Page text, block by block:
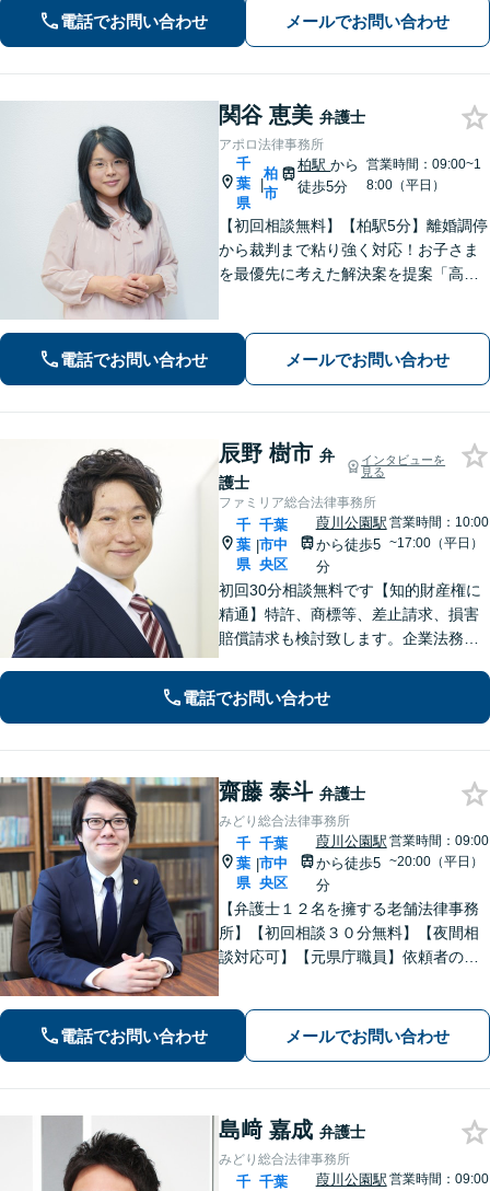
す。最後まで話を遮らずにお聞きし、
丁寧な対応を心がけます。お気軽にご
電話でお問い合わせ メールでお問い合わせ
関谷 恵美 弁護士
アポロ法律事務所
千
葉
県
|
柏
市
柏駅から
徒歩5分
営業時間：09:00~1
8:00（平日）
【初回相談無料】【柏駅5分】離婚調停
から裁判まで粘り強く対応！お子さま
を最優先に考えた解決案を提案「高齢
産相続に強い」【完全個室制】【休
日・夜間面談可】【分割・後払い対
電話でお問い合わせ メールでお問い合わせ
辰野 樹市 弁
護士
インタビューを
見る
ファミリア総合法律事務所
千
葉
県
|
千葉
市中
央区
葭川公園駅
から徒歩5
分
営業時間：10:00
~17:00（平日）
初回30分相談無料です【知的財産権に
精通】特許、商標等、差止請求、損害
賠償請求も検討致します。企業法務・
動産など分野の区別なく、複雑・特殊
な事案でも全力で対応します。千葉県
電話でお問い合わせ
齋藤 泰斗 弁護士
みどり総合法律事務所
千
葉
県
|
千葉
市中
央区
葭川公園駅
から徒歩5
分
営業時間：09:00
~20:00（平日）
【弁護士１２名を擁する老舗法律事務
所】【初回相談３０分無料】【夜間相
談対応可】【元県庁職員】依頼者の方
法律事務所です。
電話でお問い合わせ メールでお問い合わせ
島﨑 嘉成 弁護士
みどり総合法律事務所
千 千葉
葭川公園駅 営業時間：09:00